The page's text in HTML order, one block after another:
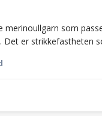
merinoullgarn som
er strikkefastheten